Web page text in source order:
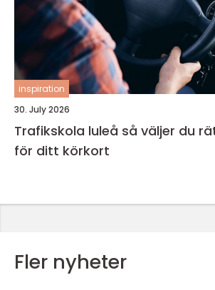
inspiration
30. July 2026
Trafikskola luleå så väljer du rätt utbildning
för ditt körkort
Fler nyheter